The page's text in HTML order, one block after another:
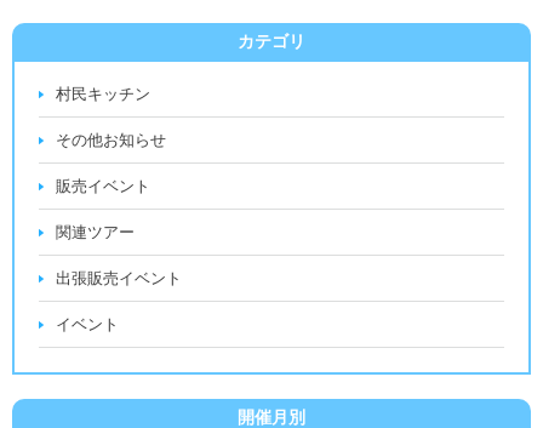
カテゴリ
村民キッチン
その他お知らせ
販売イベント
関連ツアー
出張販売イベント
イベント
開催月別